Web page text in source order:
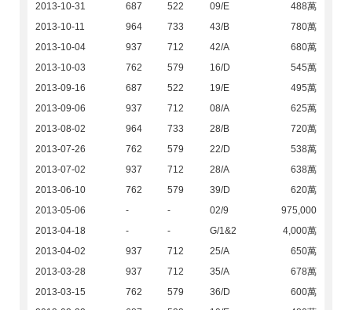
2013-10-31
687 522 09/E
488萬
2013-10-11
964 733 43/B
780萬
2013-10-04
937 712 42/A
680萬
2013-10-03
762 579 16/D
545萬
2013-09-16
687 522 19/E
495萬
2013-09-06
937 712 08/A
625萬
2013-08-02
964 733 28/B
720萬
2013-07-26
762 579 22/D
538萬
2013-07-02
937 712 28/A
638萬
2013-06-10
762 579 39/D
620萬
2013-05-06
- - 02/9
975,000
2013-04-18
- - G/1&2
4,000萬
2013-04-02
937 712 25/A
650萬
2013-03-28
937 712 35/A
678萬
2013-03-15
762 579 36/D
600萬